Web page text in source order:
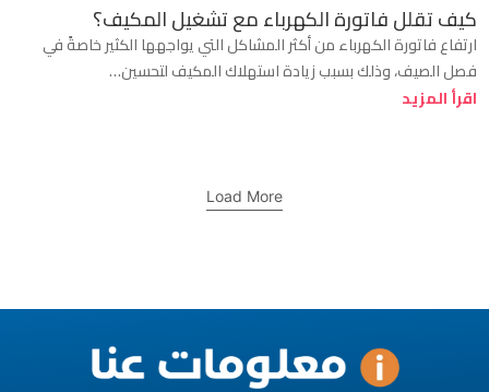
كيف تقلل فاتورة الكهرباء مع تشغيل المكيف؟
ارتفاع فاتورة الكهرباء من أكثر المشاكل التي يواجهها الكثير خاصةً في
فصل الصيف، وذلك بسبب زيادة استهلاك المكيف لتحسين…
اقرأ المزيد
Load More